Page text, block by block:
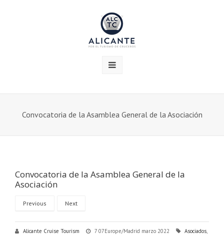
Convocatoria de la Asamblea General de la Asociación
Convocatoria de la Asamblea General de la
Asociación
Previous Next
Alicante Cruise Tourism 7 07Europe/Madrid marzo 2022 Asociados,